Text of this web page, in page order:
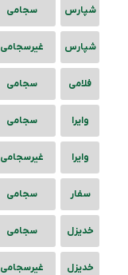
شپارس سجامی
شپارس غیرسجامی
فلامی سجامی
وایرا سجامی
وایرا غیرسجامی
سفار سجامی
خدیزل سجامی
خدیزل غیرسجامی